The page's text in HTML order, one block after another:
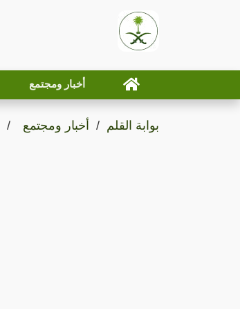
أخبار ومجتمع
بوابة القلم أخبار ومجتمع